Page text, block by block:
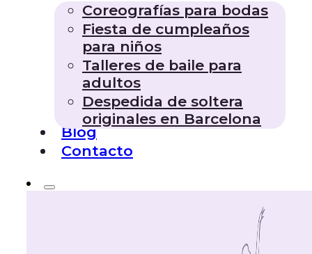
Coreografías para bodas
Fiesta de cumpleaños
para niños
Talleres de baile para
adultos
Despedida de soltera
originales en Barcelona
Blog
Contacto